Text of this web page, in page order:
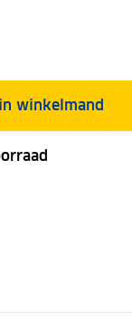
winkelmand